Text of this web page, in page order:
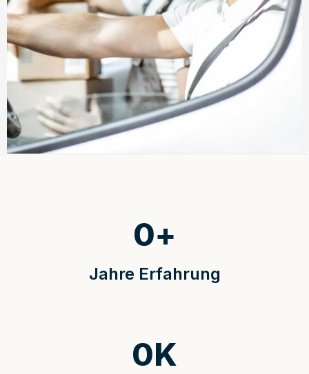
Jahre Erfahrung
0+
0K